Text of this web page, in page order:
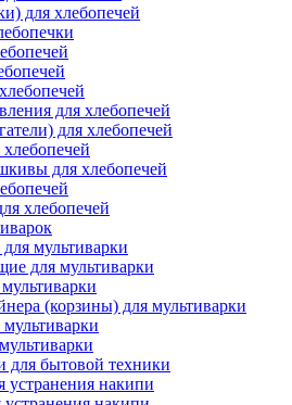
для хлебопечей
для хлебопечей
для хлебопечей
для хлебопечей
хлебопечей
мультиварки
для мультиварки
(корзины) для мультиварки
для бытовой техники
устранения накипи